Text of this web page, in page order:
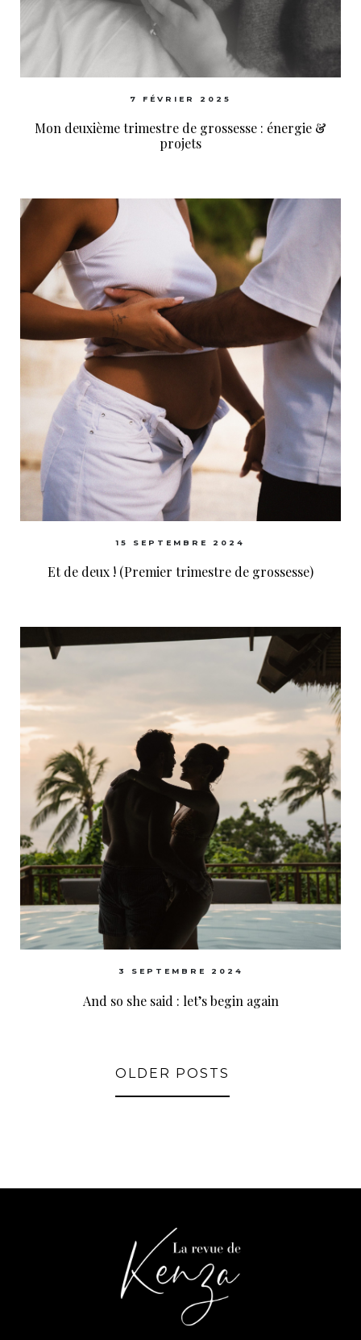
7 FÉVRIER 2025
Mon deuxième trimestre de grossesse : énergie &
projets
15 SEPTEMBRE 2024
Et de deux ! (Premier trimestre de grossesse)
3 SEPTEMBRE 2024
And so she said : let’s begin again
OLDER POSTS